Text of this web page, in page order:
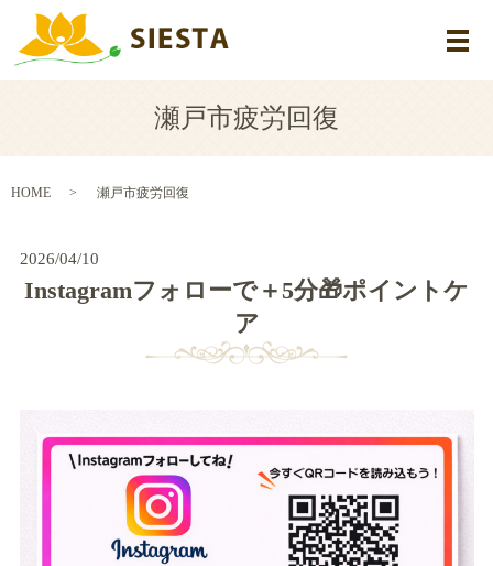
メ
瀬戸市疲労回復
HOME 瀬戸市疲労回復
2026/04/10
Instagramフォローで＋5分🎁ポイントケ
ア